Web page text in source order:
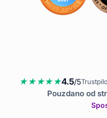
4.5/5
Pouzdano od